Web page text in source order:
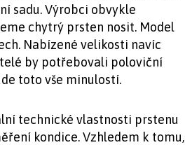
sadu. Výrobci obvykle
chytrý prsten nosit. Model
Nabízené velikosti navíc
by potřebovali poloviční
toto vše minulostí.
technické vlastnosti prstenu
kondice. Vzhledem k tomu,